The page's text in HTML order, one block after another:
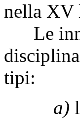
nella XV
Le
tipi:
a)